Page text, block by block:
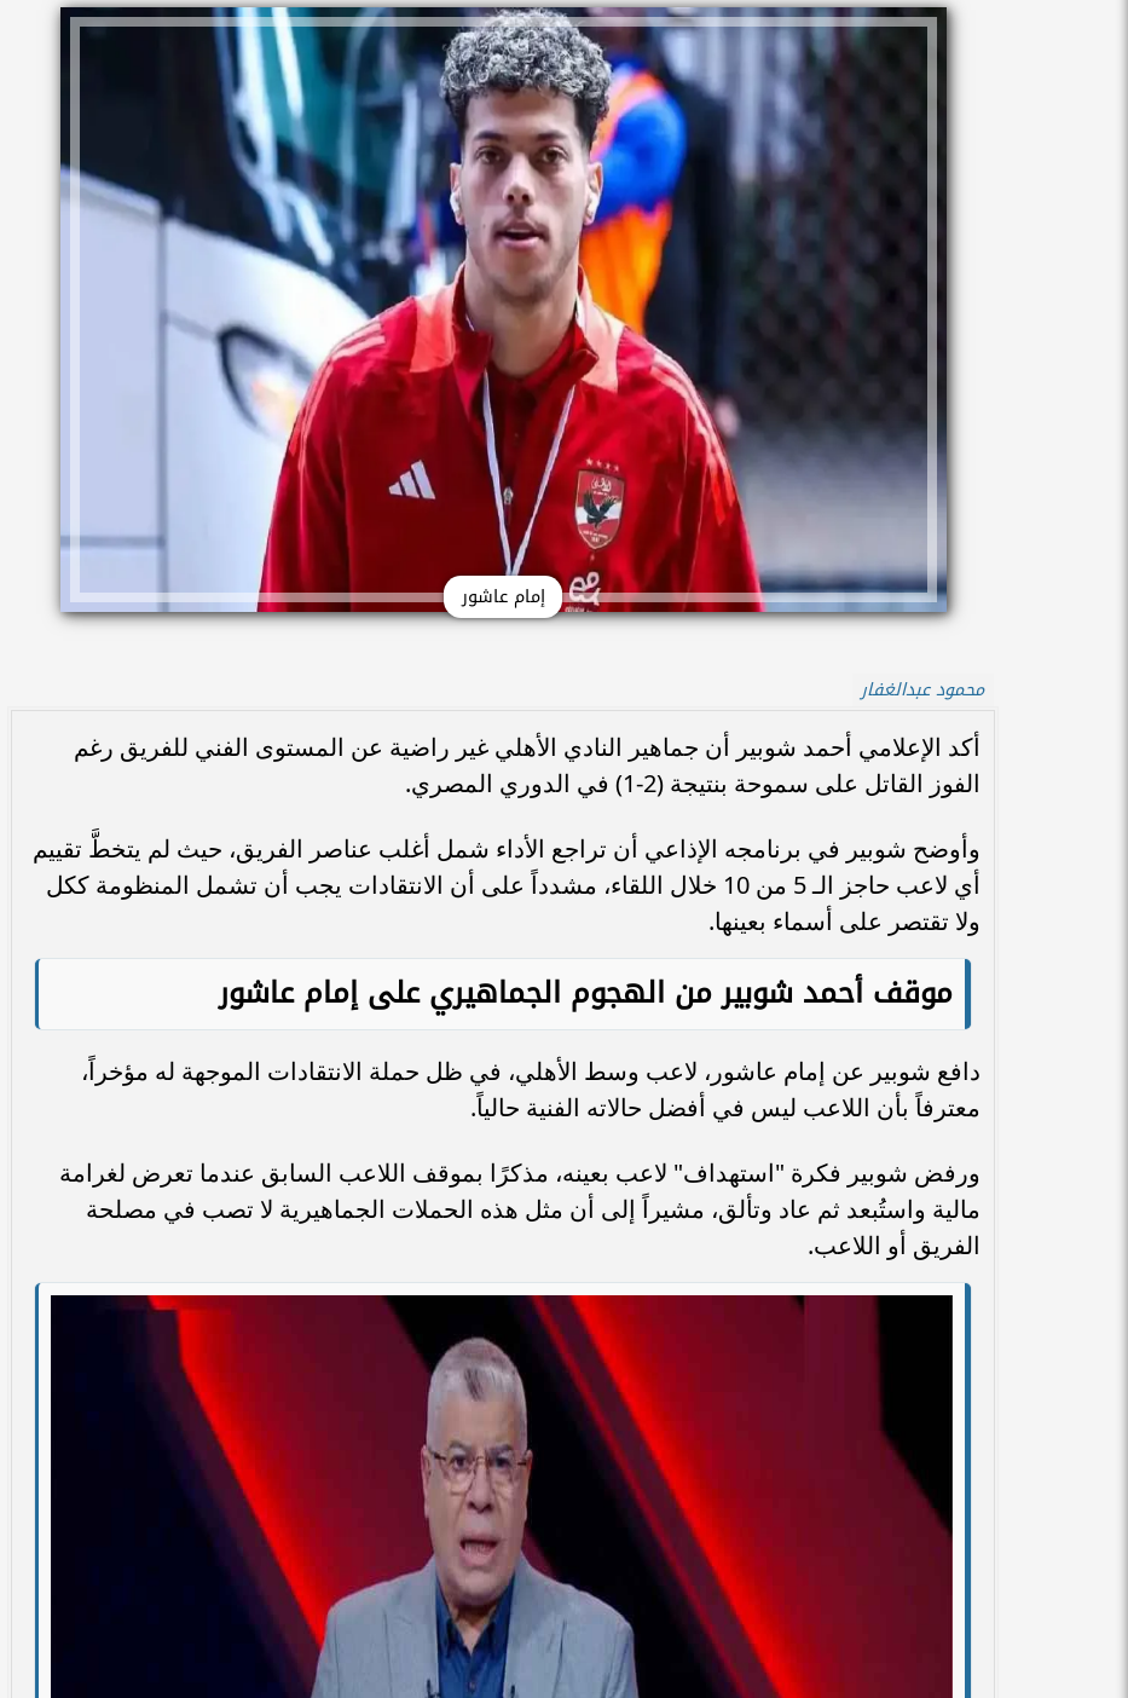
إمام عاشور
محمود عبدالغفار
أكد الإعلامي أحمد شوبير أن جماهير النادي الأهلي غير راضية عن المستوى الفني للفريق رغم
الفوز القاتل على سموحة بنتيجة (2-1) في الدوري المصري.
وأوضح شوبير في برنامجه الإذاعي أن تراجع الأداء شمل أغلب عناصر الفريق، حيث لم يتخطَّ تقييم
أي لاعب حاجز الـ 5 من 10 خلال اللقاء، مشدداً على أن الانتقادات يجب أن تشمل المنظومة ككل
ولا تقتصر على أسماء بعينها.
موقف أحمد شوبير من الهجوم الجماهيري على إمام عاشور
دافع شوبير عن إمام عاشور، لاعب وسط الأهلي، في ظل حملة الانتقادات الموجهة له مؤخراً،
معترفاً بأن اللاعب ليس في أفضل حالاته الفنية حالياً.
ورفض شوبير فكرة "استهداف" لاعب بعينه، مذكرًا بموقف اللاعب السابق عندما تعرض لغرامة
مالية واستُبعد ثم عاد وتألق، مشيراً إلى أن مثل هذه الحملات الجماهيرية لا تصب في مصلحة
الفريق أو اللاعب.